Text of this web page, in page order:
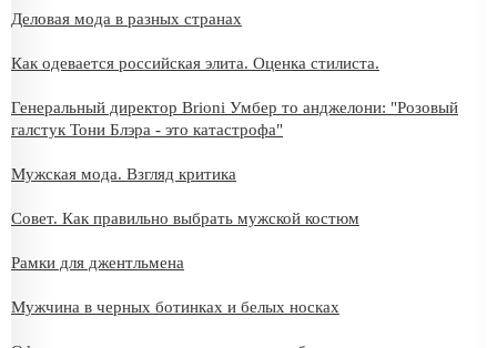
Деловая мода в разных странах
Как одевается российская элита. Оценка стилиста.
Генеральный директор Brioni Умбер то анджелони: "Розовый
галстук Тони Блэра - это катастрофа"
Мужская мода. Взгляд критика
Совет. Как правильно выбрать мужской костюм
Рамки для джентльмена
Мужчина в черных ботинках и белых носках